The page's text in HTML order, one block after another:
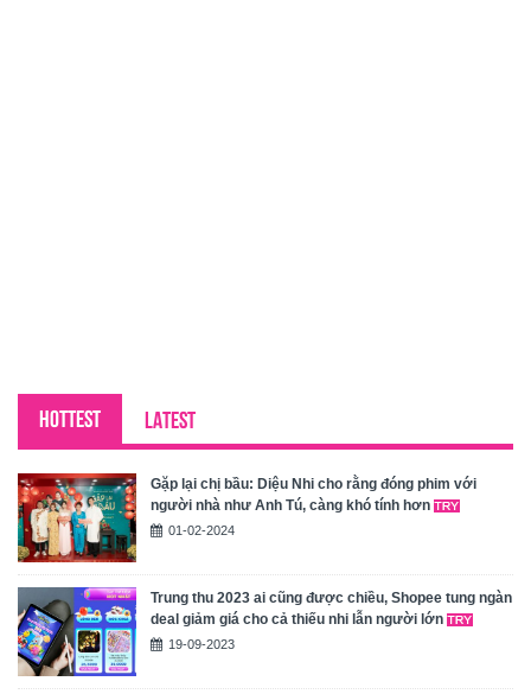
HOTTEST LATEST
Gặp lại chị bầu: Diệu Nhi cho rằng đóng phim với
người nhà như Anh Tú, càng khó tính hơn
01-02-2024
Trung thu 2023 ai cũng được chiều, Shopee tung ngàn
deal giảm giá cho cả thiếu nhi lẫn người lớn
19-09-2023